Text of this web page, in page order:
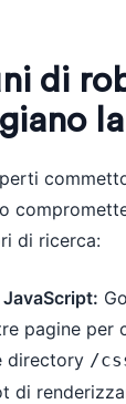
di
di ricerca:
JavaScript:
pagine per
directory /
di